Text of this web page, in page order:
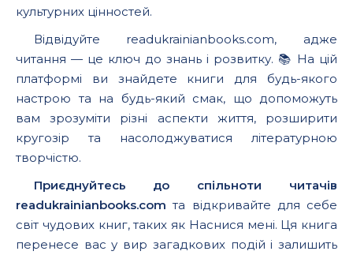
культурних цінностей.
Відвідуйте readukrainianbooks.com, адже
читання — це ключ до знань і розвитку. 📚 На цій
платформі ви знайдете книги для будь-якого
настрою та на будь-який смак, що допоможуть
вам зрозуміти різні аспекти життя, розширити
кругозір та насолоджуватися літературною
творчістю.
Приєднуйтесь до спільноти читачів
readukrainianbooks.com та відкривайте для себе
світ чудових книг, таких як Наснися мені. Ця книга
перенесе вас у вир загадкових подій і залишить